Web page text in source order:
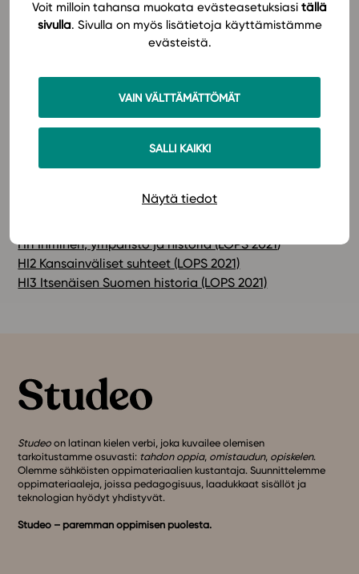
Voit milloin tahansa muokata evästeasetuksiasi tällä
sivulla. Sivulla on myös lisätietoja käyttämistämme
evästeistä.
VAIN VÄLTTÄMÄTTÖMÄT
SALLI KAIKKI
Näytä tiedot
Historian oppimateriaalit tarjoavat satoja uusia
konetarkisteisia ja eritasoisia tehtäviä, koetyökalun
harjoitukset. Tehtävät on luokiteltu erilaisten
taitotavoitteiden mukaan, ja tehtävien eriyttäminen
erilaisille oppijoille on mahdollista helpon
eriyttämistyökalun avulla.
Tutustu lisää Studeon historian LOPS 2021 -
HI1 Ihminen, ympäristö ja historia (LOPS 2021)
HI2 Kansainväliset suhteet (LOPS 2021)
HI3 Itsenäisen Suomen historia (LOPS 2021)
Studeo on latinan kielen verbi, joka kuvailee olemisen
tarkoitustamme osuvasti: tahdon oppia, omistaudun, opiskelen.
Olemme sähköisten oppimateriaalien kustantaja. Suunnittelemme
oppimateriaaleja, joissa pedagogisuus, laadukkaat sisällöt ja
teknologian hyödyt yhdistyvät.
Studeo – paremman oppimisen puolesta.